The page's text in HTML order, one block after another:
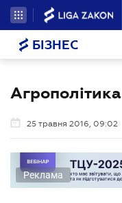
БІЗНЕС
Агрополітика
25 травня 2016, 09:02
Реклама